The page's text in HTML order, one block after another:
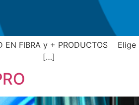
EN FIBRA y + PRODUCTOS
[…]